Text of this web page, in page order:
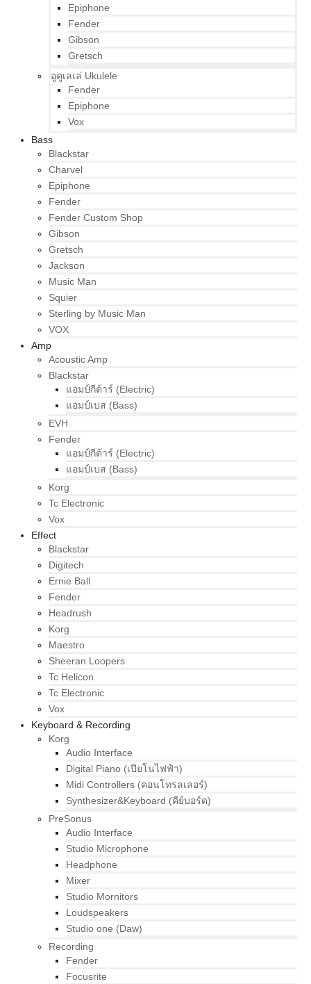
Epiphone
Fender
Gibson
Gretsch
อูคูเลเล่ Ukulele
Fender
Epiphone
Vox
Bass
Blackstar
Charvel
Epiphone
Fender
Fender Custom Shop
Gibson
Gretsch
Jackson
Music Man
Squier
Sterling by Music Man
VOX
Amp
Acoustic Amp
Blackstar
แอมป์กีต้าร์ (Electric)
แอมป์เบส (Bass)
EVH
Fender
แอมป์กีต้าร์ (Electric)
แอมป์เบส (Bass)
Korg
Tc Electronic
Vox
Effect
Blackstar
Digitech
Ernie Ball
Fender
Headrush
Korg
Maestro
Sheeran Loopers
Tc Helicon
Tc Electronic
Vox
Keyboard & Recording
Korg
Audio Interface
Digital Piano (เปียโนไฟฟ้า)
Midi Controllers (คอนโทรลเลอร์)
Synthesizer&Keyboard (คีย์บอร์ด)
PreSonus
Audio Interface
Studio Microphone
Headphone
Mixer
Studio Mornitors
Loudspeakers
Studio one (Daw)
Recording
Fender
Focusrite